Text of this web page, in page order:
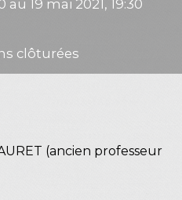
au 19 mai 2021, 19:30
clôturées
(ancien professeur